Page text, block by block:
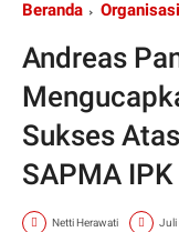
Beranda Organisasi
Andreas
Sukses
SAPMA
Netti Herawati Juli